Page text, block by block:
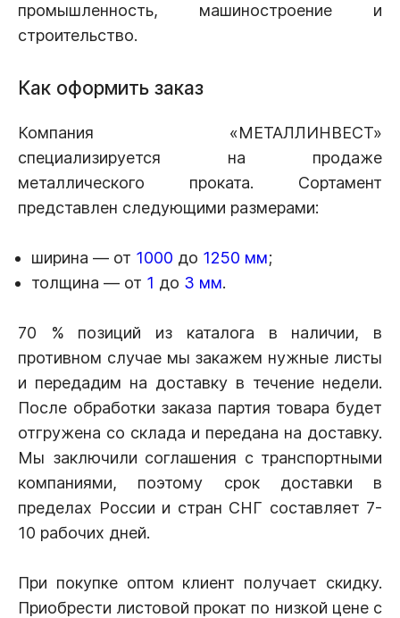
промышленность, машиностроение и
строительство.
Как оформить заказ
Компания «МЕТАЛЛИНВЕСТ»
специализируется на продаже
металлического проката. Сортамент
представлен следующими размерами:
ширина — от 1000 до 1250 мм;
толщина — от 1 до 3 мм.
70 % позиций из каталога в наличии, в
противном случае мы закажем нужные листы
и передадим на доставку в течение недели.
После обработки заказа партия товара будет
отгружена со склада и передана на доставку.
Мы заключили соглашения с транспортными
компаниями, поэтому срок доставки в
пределах России и стран СНГ составляет 7-
10 рабочих дней.
При покупке оптом клиент получает скидку.
Приобрести листовой прокат по низкой цене с